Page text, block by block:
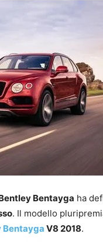
Bentayga ha
. Il modello
Bentayga V8 2018.